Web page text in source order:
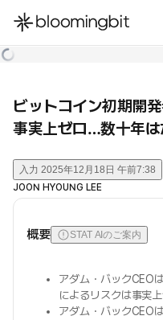
한국어
ビットコイン初期開
事実上ゼロ…数十年
入力 2025年12月18日 午前7:38
JOON HYOUNG LEE
概要 STAT AIのご案内
アダム・バックCEO
によるリスクは事実
アダム・バックCEO